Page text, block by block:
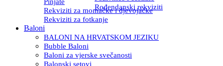
Rekviziti za momačke i djevojačke
Rođendanski rekviziti
Rekviziti za fotkanje
Baloni
BALONI NA HRVATSKOM JEZIKU
Bubble Baloni
Baloni za vjerske svečanosti
Balonski setovi